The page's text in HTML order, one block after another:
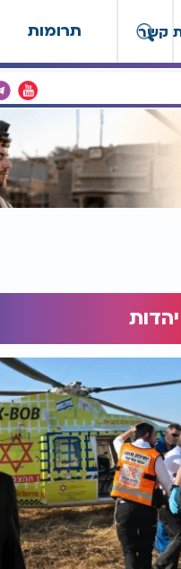
תרומות קשר
יהדות